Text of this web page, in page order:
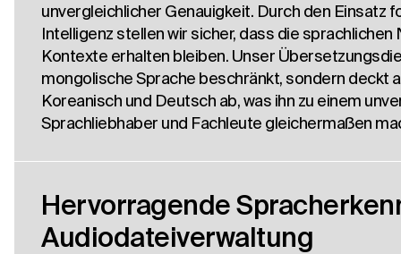
unvergleichlicher Genauigkeit. Durch den Einsatz
Intelligenz stellen wir sicher, dass die sprachlichen
Kontexte erhalten bleiben. Unser
mongolische Sprache beschränkt, sondern deckt
Koreanisch und Deutsch ab, was ihn zu einem
Sprachliebhaber und Fachleute gleichermaßen
Hervorragende
Audiodateiverwaltung